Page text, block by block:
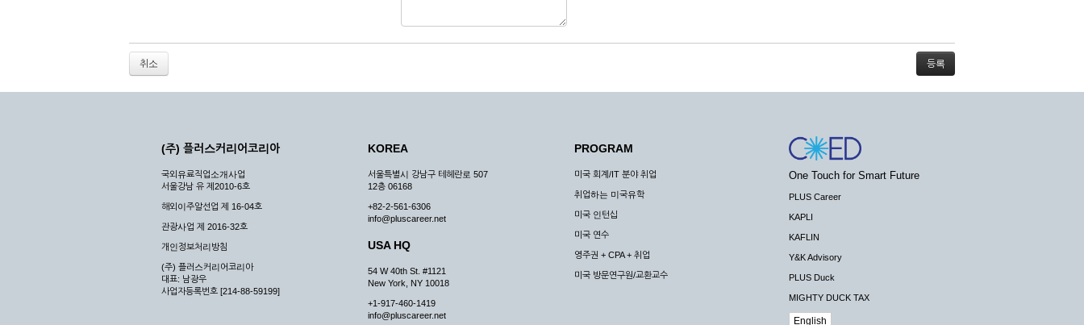
8. 기타 회사가 정한 제반 사항을 위반하며 신청하는 경우
② 시스템 점검, 교체 및 고장, 기술적인 이유, 국가비상사태, 정전, 서비스 설비의 장애, 서비스 이용의 폭주 등의 정상적인 서비스가 불가능할 경우 회사는 사전 공지나 예고 없
③ 기타 회사는 서비스를 제공할 수 없는 합당한 사유가 발생한 경우
④ 회사는 제 2항 및 제 3항의 사유로 서비스의 제공이 일시적으로 중지됨으로 인해 이용자 또는 제 3자가 입은 손해에 대하여 배상하지 않습니다.
제3장 권리 및 의무
제6조 (회사의 의무)
① 회사는 특별한 사정이 없는 한 이용자가 신청한 후 즉시 서비스를 이용할 수 있도록 하고 계속적, 안정적으로 서비스를 제공할 수 있도록 최선의 노력을 다하여야 합니다.
② 회사는 이용자의 개인 신상 정보를 본인의 승낙 없이 타인에게 누설, 배포하여서는 안됩니다. 다만, 관계법령에 의하여 국가기관 등의 합법적인 요구가 있는 경우에는 해당
취소
(주) 플러스커리어코리아
국외유료직업소개사업
서울강남 유 제2010-6호
해외이주알선업 제 16-04호
관광사업 제 2016-32호
개인정보처리방침
(주) 플러스커리어코리아
대표: 남광우
사업자등록번호 [214-88-59199]
KOREA
서울특별시 강남구 테헤란로 507
12층 06168
+82-2-561-6306
info@pluscareer.net
USA HQ
54 W 40th St. #1121
New York, NY 10018
+1-917-460-1419
info@pluscareer.net
PROGRAM
미국 회계/IT 분야 취업
취업하는 미국유학
미국 인턴십
미국 연수
영주권 + CPA + 취업
미국 방문연구원/교환교수
One Touch for Smart Future
PLUS Career
KAPLI
KAFLIN
Y&K Advisory
PLUS Duck
MIGHTY DUCK TAX
English